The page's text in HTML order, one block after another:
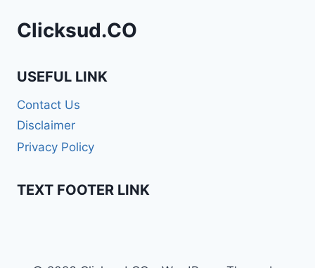
Clicksud.CO
USEFUL LINK
Contact Us
Disclaimer
Privacy Policy
TEXT FOOTER LINK